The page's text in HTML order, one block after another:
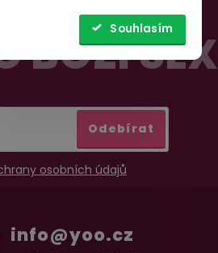
Souhlasím
BOŽÍ SEX
osobních údajů
Odebírat
info@yoo.cz